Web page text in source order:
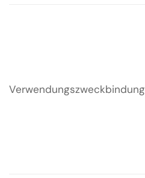
Verwendungszweckbindung